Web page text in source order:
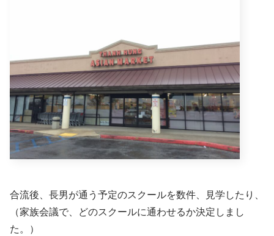
合流後、長男が通う予定のスクールを数件、見学したり、
（家族会議で、どのスクールに通わせるか決定しまし
た。）